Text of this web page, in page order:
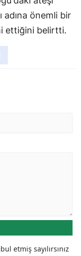
adına önemli bir
ettiğini belirtti.
etmiş sayılırsınız